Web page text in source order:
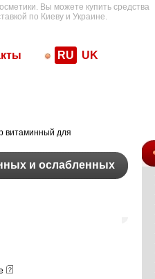
Вы можете купить средства
по Киеву и Украине.
RU UK
витаминный для
и ослабленных